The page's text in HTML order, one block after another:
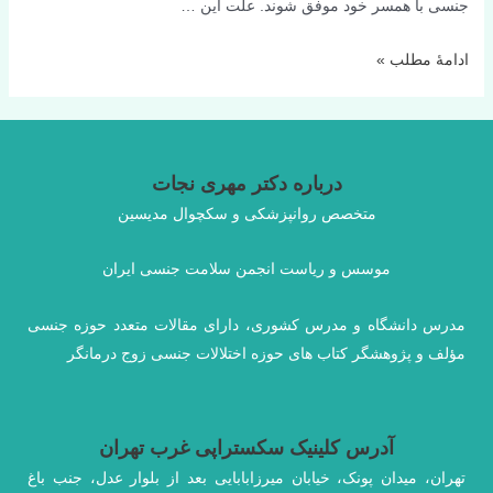
جنسی با همسر خود موفق شوند. علت این …
نقاط
ادامۀ مطلب »
درباره دکتر مهری نجات
متخصص روانپزشکی و سکچوال مدیسین
موسس و ریاست انجمن سلامت جنسی ایران
مدرس دانشگاه و مدرس کشوری، دارای مقالات متعدد حوزه جنسی
مؤلف و پژوهشگر کتاب های حوزه اختلالات جنسی زوج درمانگر
آدرس کلینیک سکستراپی غرب تهران
تهران، میدان پونک، خیابان میرزابابایی بعد از بلوار عدل، جنب باغ